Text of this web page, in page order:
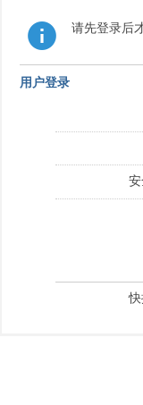
请先登录后
用户登录